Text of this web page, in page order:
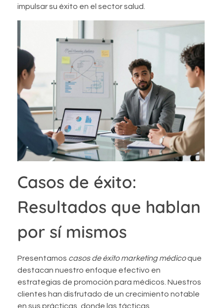
impulsar su éxito en el sector salud.
Casos de éxito:
Resultados que hablan
por sí mismos
Presentamos casos de éxito marketing médicoque
destacan nuestro enfoque efectivo en
estrategias de promoción para médicos. Nuestros
clientes han disfrutado de un crecimiento notable
en sus prácticas, donde las tácticas